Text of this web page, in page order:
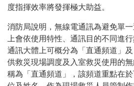
度指揮效率將發揮極大助益。
消防局說明，無線電通訊為避免單
上會依使用特性、通訊目的不同進
通訊大體上可概分為「直通頻道」
供救災現場調度及入室救災使用的
稱為「直通頻道」，該頻道重點在